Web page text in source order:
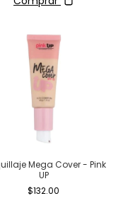
Mega Cover - Pink
UP
$132.00